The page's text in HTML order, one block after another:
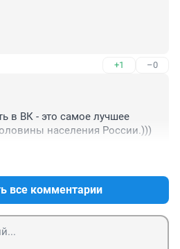
+1 –0
в ВК - это самое лучшее
населения России.)))
все комментарии